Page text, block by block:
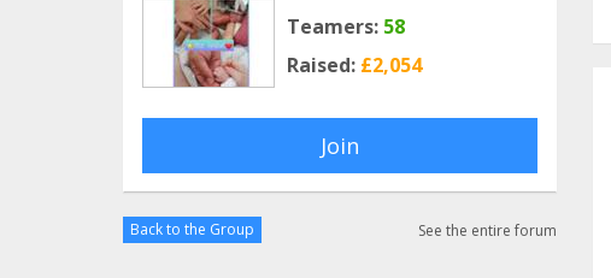
Teamers: 58
Raised: £2,054
Join
Back to the Group See the entire forum